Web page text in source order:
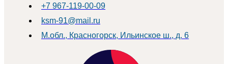
+7 967-119-00-09
ksm-91@mail.ru
М.обл., Красногорск, Ильинское ш., д. 6